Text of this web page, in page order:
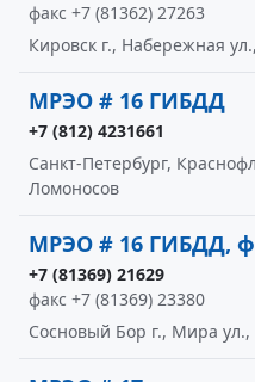
факс +7 (81362) 27263
Кировск г., Набережная
МРЭО # 16 ГИБДД
+7 (812) 4231661
Санкт-Петербург,
Ломоносов
МРЭО # 16 ГИБДД,
+7 (81369) 21629
факс +7 (81369) 23380
Сосновый Бор г., Мира ул.,